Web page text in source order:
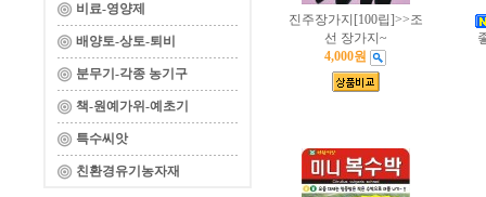
비료-영양제
배양토-상토-퇴비
분무기-각종 농기구
책-원예가위-예초기
특수씨앗
친환경유기농자재
진주장가지[100립]>>조
선 장가지~
4,000원